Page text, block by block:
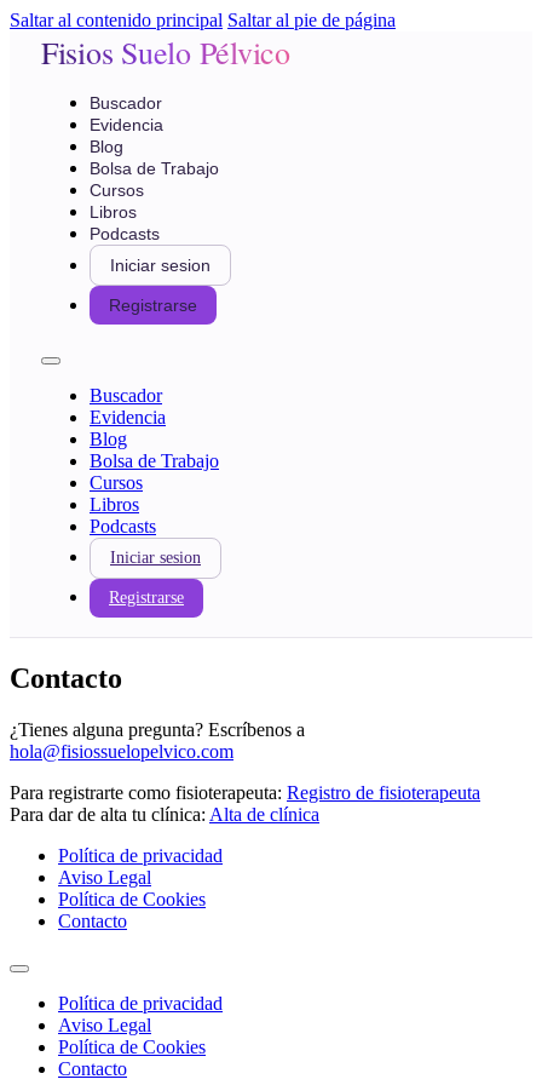
Saltar al contenido principal Saltar al pie de página
Fisios Suelo Pélvico
Buscador
Evidencia
Blog
Bolsa de Trabajo
Cursos
Libros
Podcasts
Iniciar sesion
Registrarse
Buscador
Evidencia
Blog
Bolsa de Trabajo
Cursos
Libros
Podcasts
Iniciar sesion
Registrarse
Contacto
¿Tienes alguna pregunta? Escríbenos a
hola@fisiossuelopelvico.com
Para registrarte como fisioterapeuta: Registro de fisioterapeuta
Para dar de alta tu clínica: Alta de clínica
Política de privacidad
Aviso Legal
Política de Cookies
Contacto
Política de privacidad
Aviso Legal
Política de Cookies
Contacto